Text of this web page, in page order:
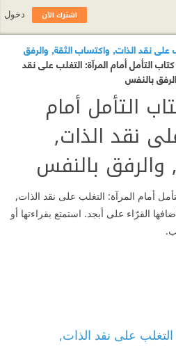
على نقد الذات, واكتساب الثقة, والرفق
التأمل أمام المرآة: التغلب على نقد
بالنفس
التأمل أمام
نقد الذات,
والرفق بالنفس
أمام المرآة: التغلب على نقد الذات,
القرّاء على أبجد. استمتع بقراءتها أو
التغلب على نقد الذات,
اشترك الآن دخول